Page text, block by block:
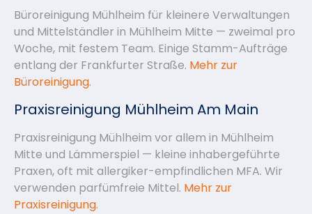
Büroreinigung Mühlheim für kleinere Verwaltungen
und Mittelständler in Mühlheim Mitte — zweimal pro
Woche, mit festem Team. Einige Stamm-Aufträge
entlang der Frankfurter Straße. Mehr zur
Büroreinigung.
Praxisreinigung Mühlheim Am Main
Praxisreinigung Mühlheim vor allem in Mühlheim
Mitte und Lämmerspiel — kleine inhabergeführte
Praxen, oft mit allergiker-empfindlichen MFA. Wir
verwenden parfümfreie Mittel. Mehr zur
Praxisreinigung.